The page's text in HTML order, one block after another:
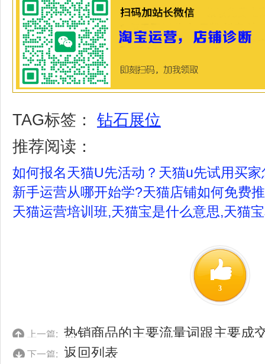
TAG标签： 钻石展位
推荐阅读：
如何报名天猫U先活动？天猫u先试用买
新手运营从哪开始学?天猫店铺如何免费
天猫运营培训班,天猫宝是什么意思,天猫
3
上一篇: 热销商品的主要流量词跟主要成
下一篇: 返回列表